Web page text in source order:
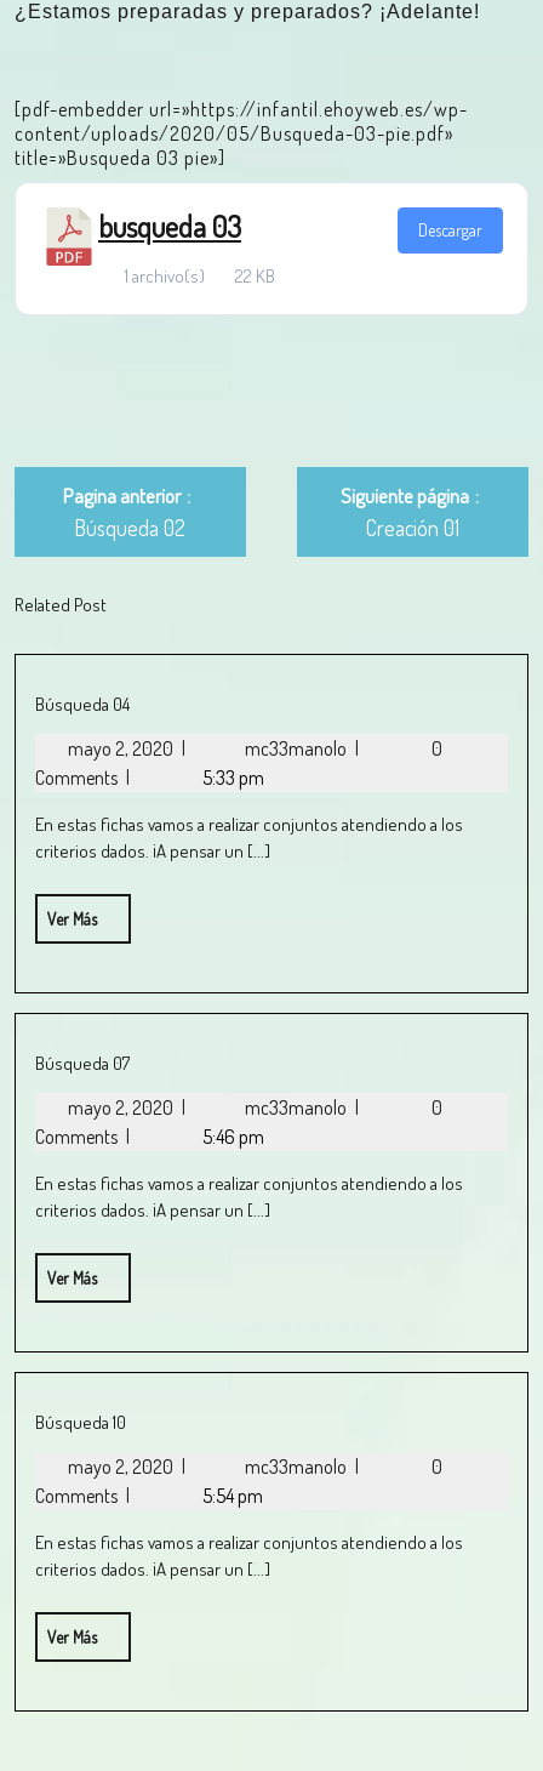
¿Estamos preparadas y preparados? ¡Adelante!
[pdf-embedder url=»https://infantil.ehoyweb.es/wp-
content/uploads/2020/05/Busqueda-03-pie.pdf»
title=»Busqueda 03 pie»]
busqueda 03
1 archivo(s) 22 KB
Descargar
Pagina anterior
Búsqueda 02
Siguiente página
Creación 01
Related Post
Búsqueda 04
mayo 2, 2020 mc33manolo
0
Comments
5:33 pm
En estas fichas vamos a realizar conjuntos atendiendo a los
criterios dados. ¡A pensar un [...]
Ver Más
Búsqueda 07
mayo 2, 2020 mc33manolo
0
Comments
5:46 pm
En estas fichas vamos a realizar conjuntos atendiendo a los
criterios dados. ¡A pensar un [...]
Ver Más
Búsqueda 10
mayo 2, 2020 mc33manolo
0
Comments
5:54 pm
En estas fichas vamos a realizar conjuntos atendiendo a los
criterios dados. ¡A pensar un [...]
Ver Más